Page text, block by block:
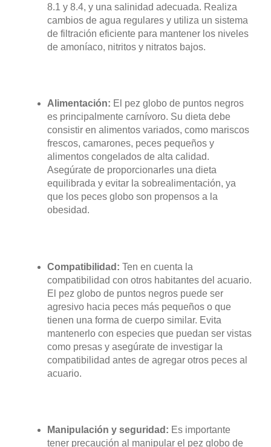
8.1 y 8.4, y una salinidad adecuada. Realiza
cambios de agua regulares y utiliza un sistema
de filtración eficiente para mantener los niveles
de amoníaco, nitritos y nitratos bajos.
Alimentación: El pez globo de puntos negros
es principalmente carnívoro. Su dieta debe
consistir en alimentos variados, como mariscos
frescos, camarones, peces pequeños y
alimentos congelados de alta calidad.
Asegúrate de proporcionarles una dieta
equilibrada y evitar la sobrealimentación, ya
que los peces globo son propensos a la
obesidad.
Compatibilidad: Ten en cuenta la
compatibilidad con otros habitantes del acuario.
El pez globo de puntos negros puede ser
agresivo hacia peces más pequeños o que
tienen una forma de cuerpo similar. Evita
mantenerlo con especies que puedan ser vistas
como presas y asegúrate de investigar la
compatibilidad antes de agregar otros peces al
acuario.
Manipulación y seguridad: Es importante
tener precaución al manipular el pez globo de